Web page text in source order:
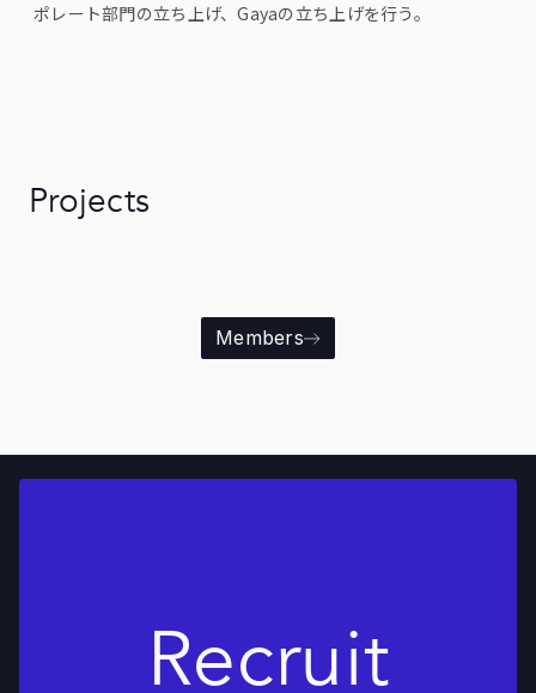
ポレート部門の立ち上げ、Gayaの立ち上げを行う。
Projects
Members
Recruit